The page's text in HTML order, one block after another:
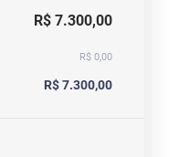
R$ 7.300,00
R$ 0,00
R$ 7.300,00